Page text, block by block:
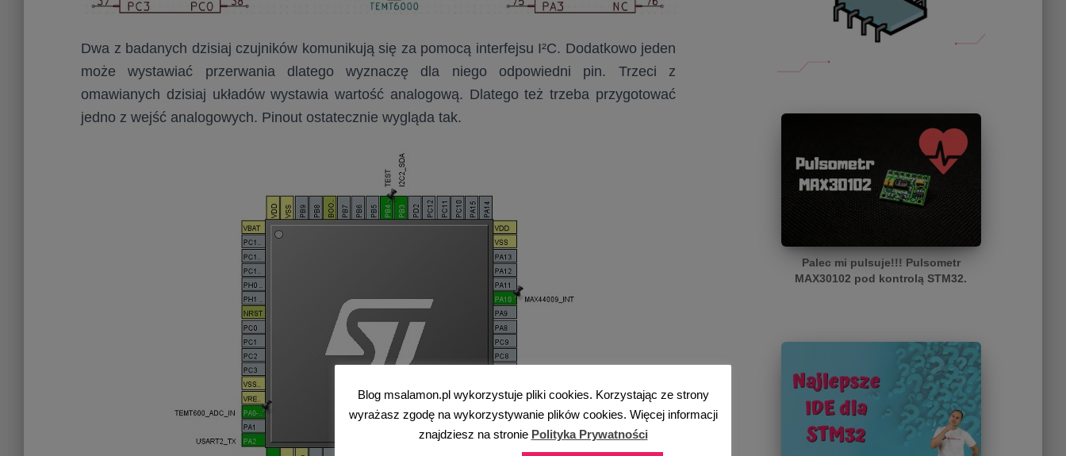
Dwa z badanych dzisiaj czujników komunikują się za pomocą interfejsu I²C. Dodatkowo jeden
może wystawiać przerwania dlatego wyznaczę dla niego odpowiedni pin. Trzeci z
omawianych dzisiaj układów wystawia wartość analogową. Dlatego też trzeba przygotować
jedno z wejść analogowych. Pinout ostatecznie wygląda tak.
Palec mi pulsuje!!! Pulsometr
MAX30102 pod kontrolą STM32.
Blog msalamon.pl wykorzystuje pliki cookies. Korzystając ze strony
wyrażasz zgodę na wykorzystywanie plików cookies. Więcej informacji
znajdziesz na stronie Polityka Prywatności